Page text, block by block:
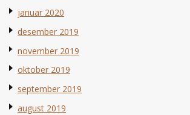
januar 2020
desember 2019
november 2019
oktober 2019
september 2019
august 2019